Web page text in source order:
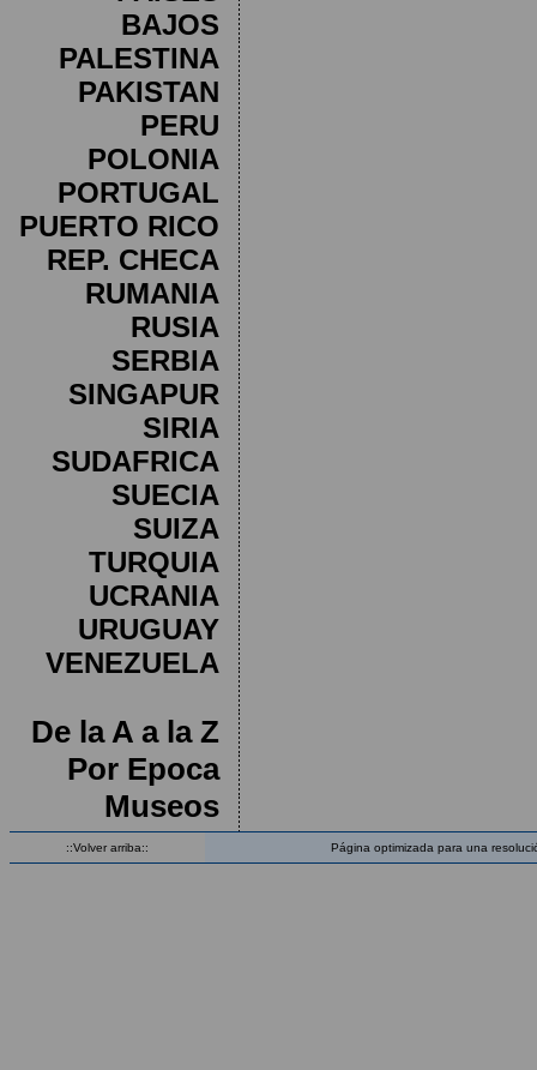
BAJOS
PALESTINA
PAKISTAN
PERU
POLONIA
PORTUGAL
PUERTO RICO
REP. CHECA
RUMANIA
RUSIA
SERBIA
SINGAPUR
SIRIA
SUDAFRICA
SUECIA
SUIZA
TURQUIA
UCRANIA
URUGUAY
VENEZUELA
De la A a la Z
Por Epoca
Museos
::Volver arriba:: Página optimizada para una